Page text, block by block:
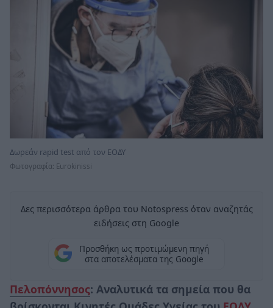
Δωρεάν rapid test από τον ΕΟΔΥ
Φωτογραφία: Eurokinissi
Δες περισσότερα άρθρα του Notospress όταν αναζητάς
ειδήσεις στη Google
Προσθήκη ως προτιμώμενη πηγή
στα αποτελέσματα της Google
Πελοπόννησος: Αναλυτικά τα σημεία που θα